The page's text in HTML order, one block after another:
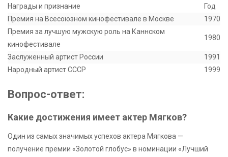
Награды и признание
Год
Премия на Всесоюзном кинофестивале в Москве
1970
Премия за лучшую мужскую роль на Каннском
кинофестивале
1980
Заслуженный артист России
1991
Народный артист СССР
1999
Вопрос-ответ:
Какие достижения имеет актер Мягков?
Один из самых значимых успехов актера Мягкова —
получение премии «Золотой глобус» в номинации «Лучший